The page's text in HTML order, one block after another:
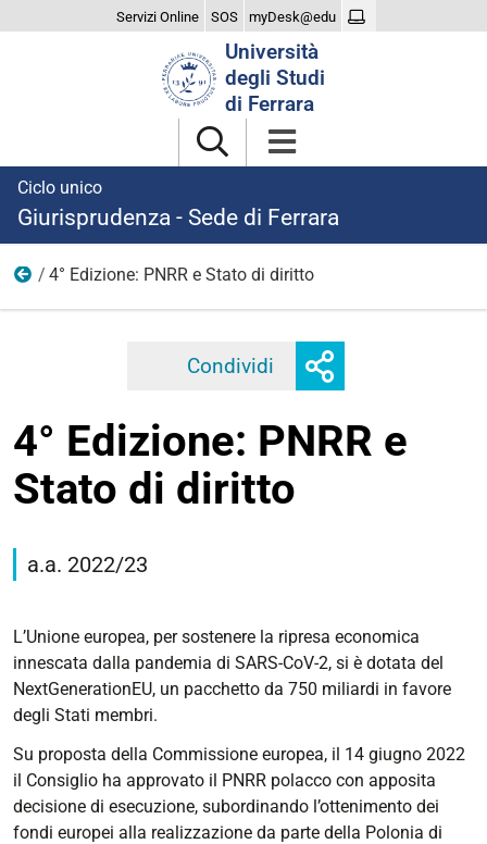
Servizi Online SOS myDesk@edu
Università
degli Studi
di Ferrara
Ciclo unico
Giurisprudenza - Sede di Ferrara
Edizioni precedenti
4° Edizione: PNRR e Stato di diritto
Condividi Facebook
opzioni
di
4° Edizione: PNRR e
Stato di diritto
giurisprudenza/studiare/didattica/eu-
law-
court-
competition/edizioni-
precedenti/pnrr-
della-
4°
Edizione:
PNRR
a.a. 2022/23
L’Unione europea, per sostenere la ripresa economica
innescata dalla pandemia di SARS-CoV-2, si è dotata del
NextGenerationEU, un pacchetto da 750 miliardi in favore
degli Stati membri.
Su proposta della Commissione europea, il 14 giugno 2022
il Consiglio ha approvato il PNRR polacco con apposita
decisione di esecuzione, subordinando l’ottenimento dei
fondi europei alla realizzazione da parte della Polonia di